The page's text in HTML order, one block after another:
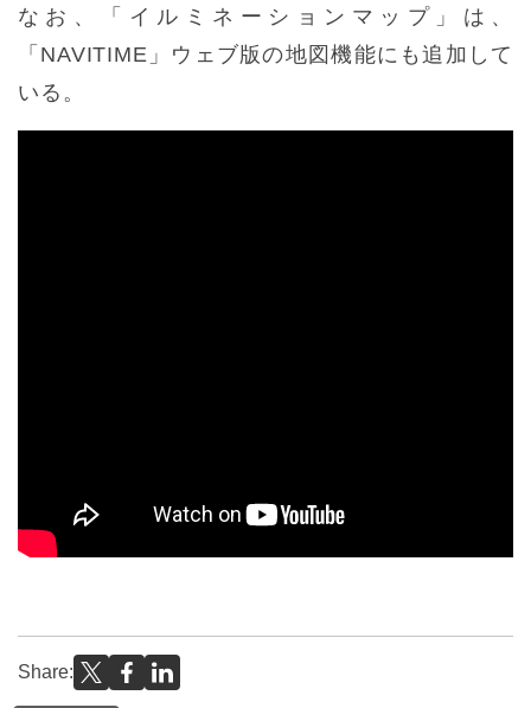
なお、「イルミネーションマップ」は、
「NAVITIME」ウェブ版の地図機能にも追加して
いる。
Share: